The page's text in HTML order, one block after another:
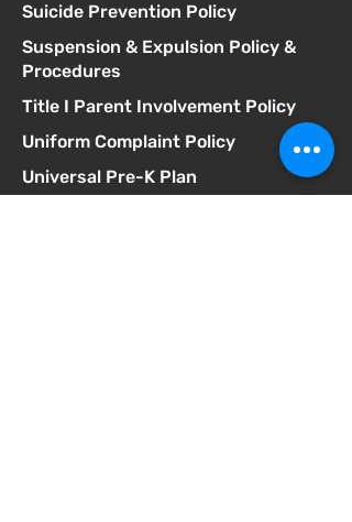
Suicide Prevention Policy
Suspension & Expulsion Policy &
Procedures
Title I Parent Involvement Policy
Uniform Complaint Policy
Universal Pre-K Plan